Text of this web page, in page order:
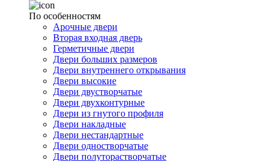
По особенностям
Арочные двери
Вторая входная дверь
Герметичные двери
Двери больших размеров
Двери внутреннего открывания
Двери высокие
Двери двустворчатые
Двери двухконтурные
Двери из гнутого профиля
Двери накладные
Двери нестандартные
Двери одностворчатые
Двери полуторастворчатые